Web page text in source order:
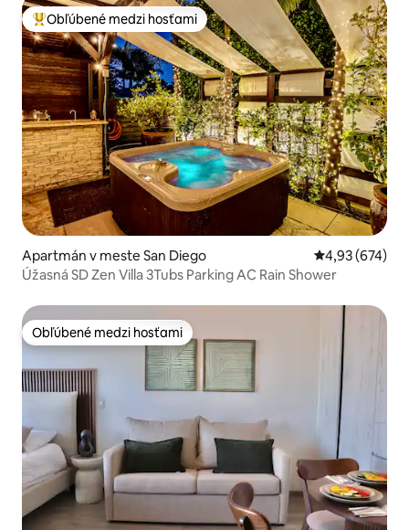
Najobľúbenejšie medzi hosťami
Obľúbené medzi hosťami
Apartmán v meste San Diego Priemerné
4,93 (674)
Úžasná SD Zen Villa 3Tubs Parking AC Rain Shower
Obľúbené medzi hosťami
Obľúbené medzi hosťami